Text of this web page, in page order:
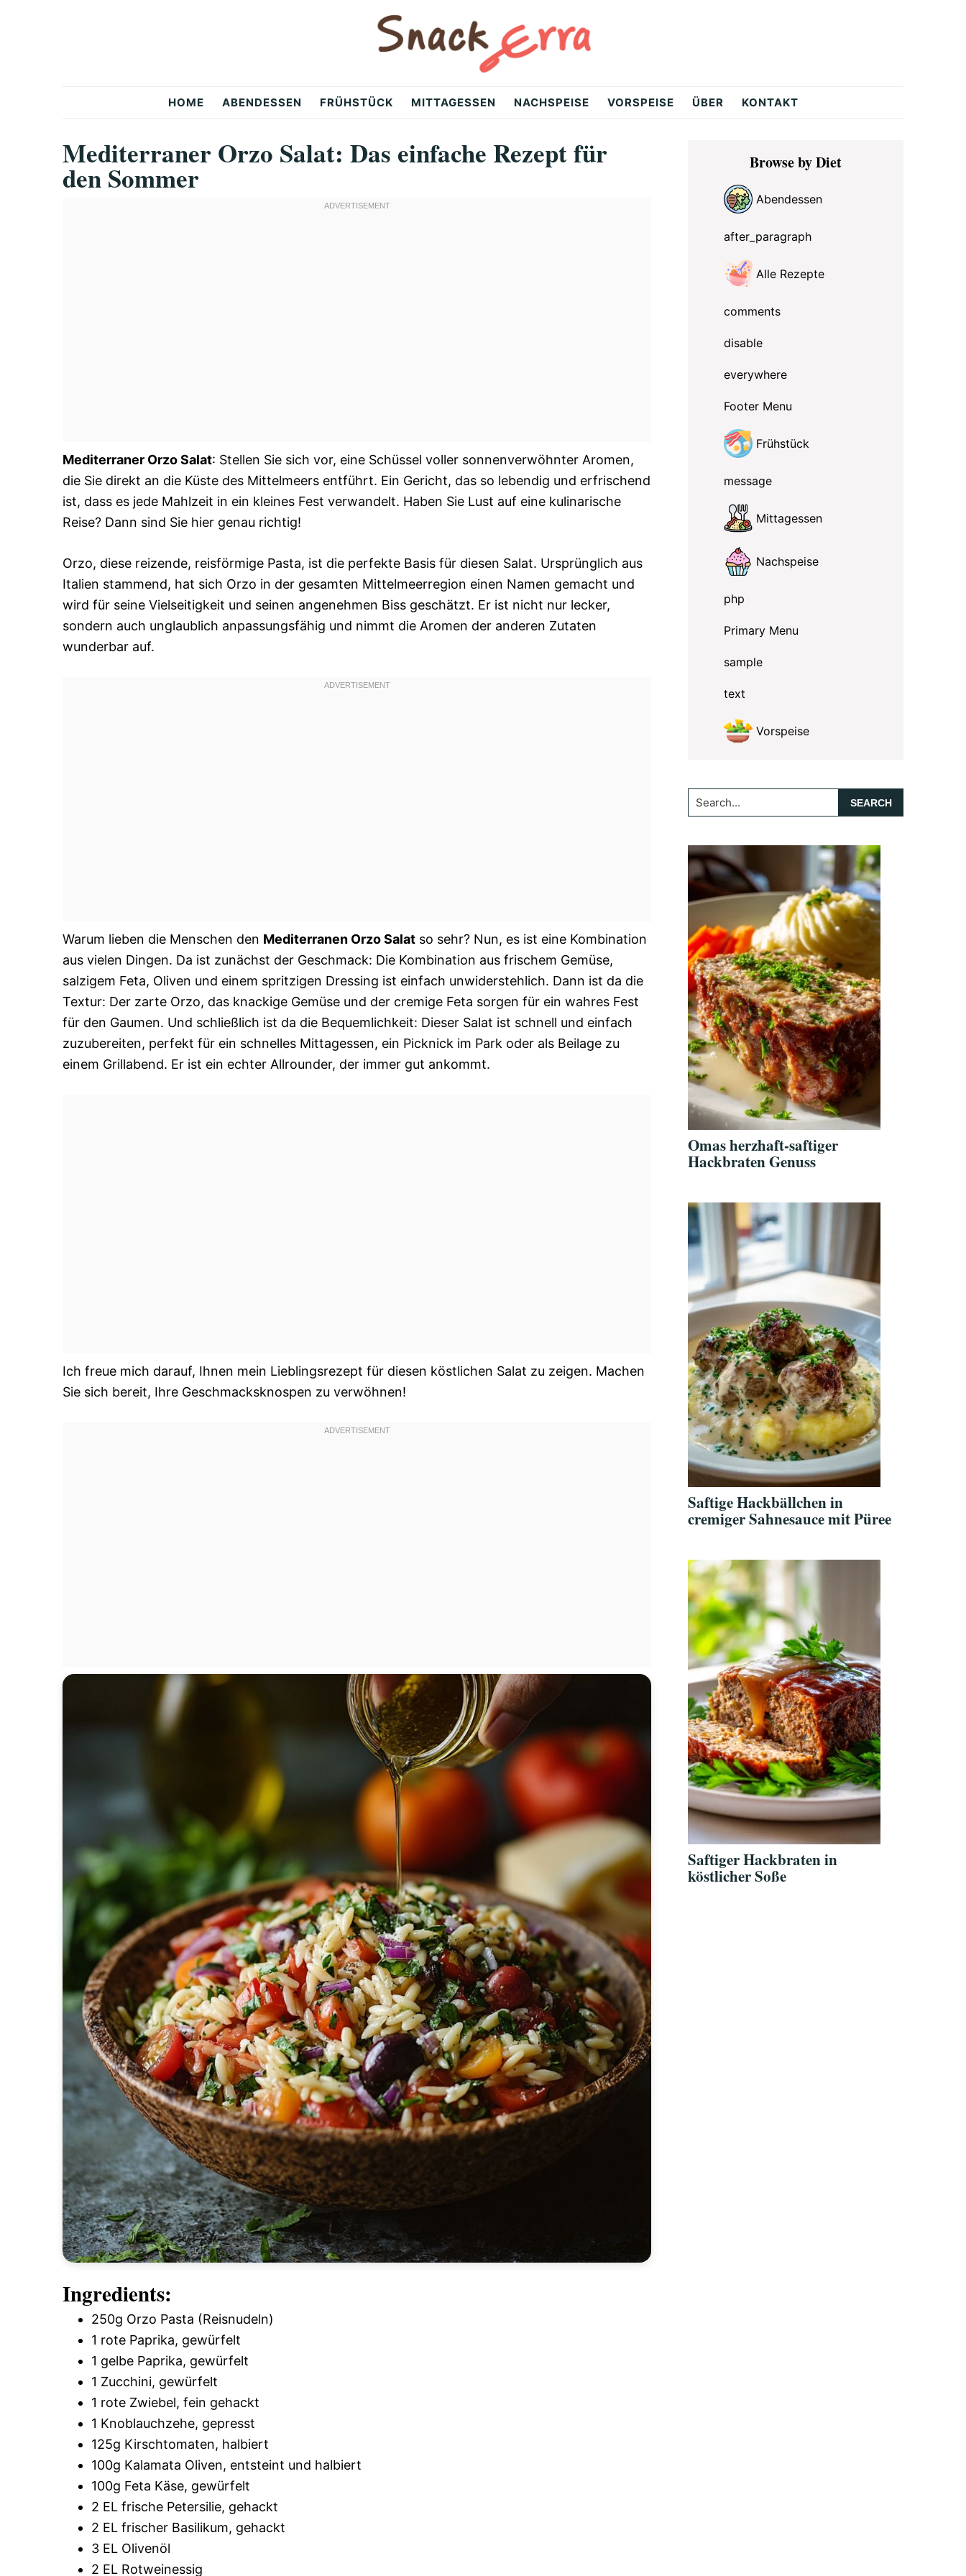
Snackerra
HOME ABENDESSEN FRÜHSTÜCK MITTAGESSEN NACHSPEISE VORSPEISE ÜBER KONTAKT
Mediterraner Orzo Salat: Das einfache Rezept für
den Sommer
Mediterraner Orzo Salat: Stellen Sie sich vor, eine Schüssel voller sonnenverwöhnter Aromen,
die Sie direkt an die Küste des Mittelmeers entführt. Ein Gericht, das so lebendig und erfrischend
ist, dass es jede Mahlzeit in ein kleines Fest verwandelt. Haben Sie Lust auf eine kulinarische
Reise? Dann sind Sie hier genau richtig!
Orzo, diese reizende, reisförmige Pasta, ist die perfekte Basis für diesen Salat. Ursprünglich aus
Italien stammend, hat sich Orzo in der gesamten Mittelmeerregion einen Namen gemacht und
wird für seine Vielseitigkeit und seinen angenehmen Biss geschätzt. Er ist nicht nur lecker,
sondern auch unglaublich anpassungsfähig und nimmt die Aromen der anderen Zutaten
wunderbar auf.
Warum lieben die Menschen den Mediterranen Orzo Salat so sehr? Nun, es ist eine Kombination
aus vielen Dingen. Da ist zunächst der Geschmack: Die Kombination aus frischem Gemüse,
salzigem Feta, Oliven und einem spritzigen Dressing ist einfach unwiderstehlich. Dann ist da die
Textur: Der zarte Orzo, das knackige Gemüse und der cremige Feta sorgen für ein wahres Fest
für den Gaumen. Und schließlich ist da die Bequemlichkeit: Dieser Salat ist schnell und einfach
zuzubereiten, perfekt für ein schnelles Mittagessen, ein Picknick im Park oder als Beilage zu
einem Grillabend. Er ist ein echter Allrounder, der immer gut ankommt.
Ich freue mich darauf, Ihnen mein Lieblingsrezept für diesen köstlichen Salat zu zeigen. Machen
Sie sich bereit, Ihre Geschmacksknospen zu verwöhnen!
Ingredients:
250g Orzo Pasta (Reisnudeln)
1 rote Paprika, gewürfelt
1 gelbe Paprika, gewürfelt
1 Zucchini, gewürfelt
1 rote Zwiebel, fein gehackt
1 Knoblauchzehe, gepresst
125g Kirschtomaten, halbiert
100g Kalamata Oliven, entsteint und halbiert
100g Feta Käse, gewürfelt
2 EL frische Petersilie, gehackt
2 EL frischer Basilikum, gehackt
3 EL Olivenöl
2 EL Rotweinessig
Primary
SidebarBrowse by Diet
Abendessen
after_paragraph
Alle Rezepte
comments
disable
everywhere
Footer Menu
Frühstück
message
Mittagessen
Nachspeise
php
Primary Menu
sample
text
Vorspeise
Search...
Omas herzhaft-saftiger
Hackbraten Genuss
Saftige Hackbällchen in
cremiger Sahnesauce mit Püree
Saftiger Hackbraten in
köstlicher Soße